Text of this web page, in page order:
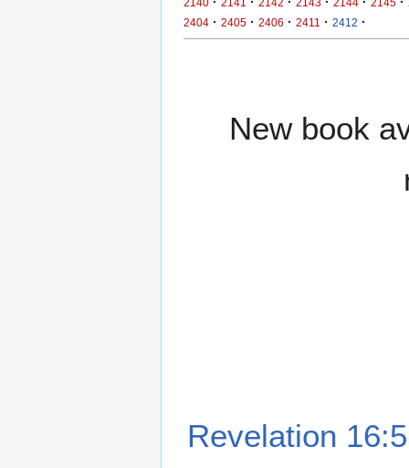
2404 · 2405 · 2406 · 2411 · 2412 ·
New book
Revelation